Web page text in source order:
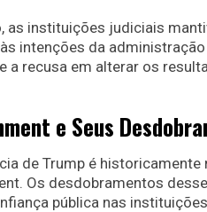
as instituições judiciais
intenções da
a recusa em alterar os
e Seus
de Trump é
Os desdobramentos
pública nas